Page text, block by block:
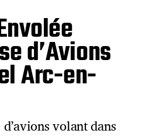
d’Avions
Arc-en-
volant dans